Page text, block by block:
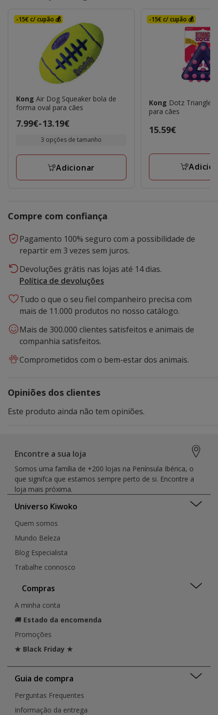
-15€ c/ cupão 💰
Kong Air Dog Squeaker bola de
forma oval para cães
Preço
a
7.99€-13.19€
3 opções de tamanho
Adicionar
-15€ c/ cupão 💰
Kong Dotz Triangle
para cães
Preço
15.59€
Compre com confiança
Pagamento 100% seguro com a possibilidade de
repartir em 3 vezes sem juros.
Devoluções grátis nas lojas até 14 dias.
Política de devoluções
Tudo o que o seu fiel companheiro precisa com
mais de 11.000 produtos no nosso catálogo.
Mais de 300.000 clientes satisfeitos e animais de
companhia satisfeitos.
Comprometidos com o bem-estar dos animais.
Opiniões dos clientes
Este produto ainda não tem opiniões.
Encontre a sua loja
Somos uma família de +200 lojas na Península Ibérica, o
que signifca que estamos sempre perto de si. Encontre a
loja mais próxima.
Universo Kiwoko
Quem somos
Mundo Beleza
Blog Especialista
Trabalhe connosco
Compras
A minha conta
🚚 Estado da encomenda
Promoções
★ Black Friday ★
Guia de compra
Perguntas Frequentes
Informação da entrega